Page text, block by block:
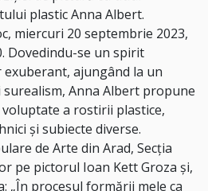
plastic Anna Albert.
miercuri 20 septembrie 2023,
Dovedindu-se un spirit
exuberant, ajungând la un
Anna Albert propune
a rostirii plastice,
și subiecte diverse.
de Arte din Arad, Secția
pe pictorul Ioan Kett Groza și,
„În procesul formării mele ca